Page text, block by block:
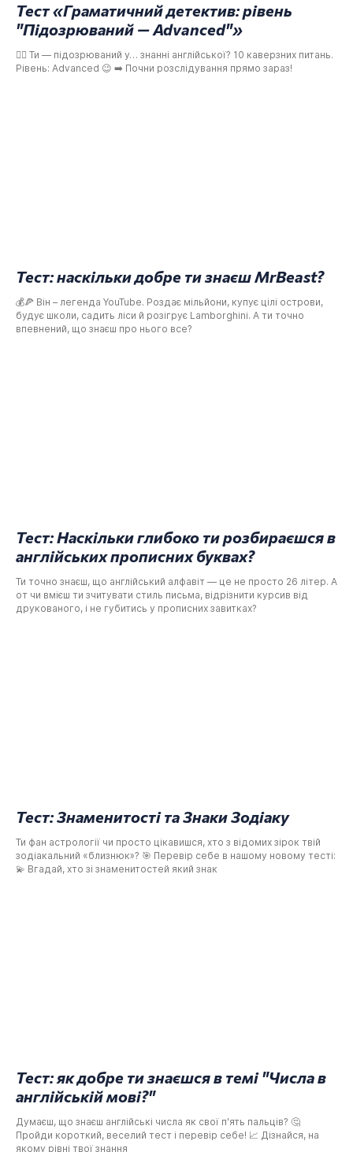
Тест «Граматичний детектив: рівень
"Підозрюваний — Advanced"»
🕵️‍♀️ Ти — підозрюваний у… знанні англійської? 10 каверзних питань.
Рівень: Advanced 😉 ➡️ Почни розслідування прямо зараз!
Тест: наскільки добре ти знаєш MrBeast?
💰🍕 Він – легенда YouTube. Роздає мільйони, купує цілі острови,
будує школи, садить ліси й розігрує Lamborghini. А ти точно
впевнений, що знаєш про нього все?
Тест: Наскільки глибоко ти розбираєшся в
англійських прописних буквах?
Ти точно знаєш, що англійський алфавіт — це не просто 26 літер. А
от чи вмієш ти зчитувати стиль письма, відрізнити курсив від
друкованого, і не губитись у прописних завитках?
Тест: Знаменитості та Знаки Зодіаку
Ти фан астрології чи просто цікавишся, хто з відомих зірок твій
зодіакальний «близнюк»? 🎯 Перевір себе в нашому новому тесті:
💫 Вгадай, хто зі знаменитостей який знак
Тест: як добре ти знаєшся в темі "Числа в
англійській мові?"
Думаєш, що знаєш англійські числа як свої п'ять пальців? 🤔
Пройди короткий, веселий тест і перевір себе! 📈 Дізнайся, на
якому рівні твої знання